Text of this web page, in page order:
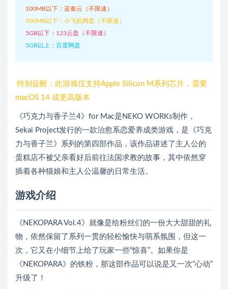
100MB以下：蓝奏云（不限速）
500MB以下：小飞机网盘（不限速）
5GB以下：123云盘（不限速）
5GB以上：百度网盘
特别提醒：此游戏仅支持Apple Silicon M系列芯片，需要
macOS 14 或更高版本
《巧克力与香子兰4》for Mac是NEKO WORKs制作，
Sekai Project发行的一款治愈系恋爱养成类游戏，是《巧克
力与香子兰》系列的第四部作品，该作品讲述了主人公的
蛋糕店不被父亲看好后前往法国求教的故事，其中依然穿
插着各种猫娘和主人公温馨的日常生活。
游戏介绍
《NEKOPARA Vol.4》就像是给粉丝们的一份大大甜甜的礼
物，依然保留了系列一贯的轻松愉快与萌系氛围，但这一
次，它又在小细节上给了玩家一些“惊喜”。如果你是
《NEKOPARA》的铁粉，那这部作品可以说是又一次“心动”
升级了！